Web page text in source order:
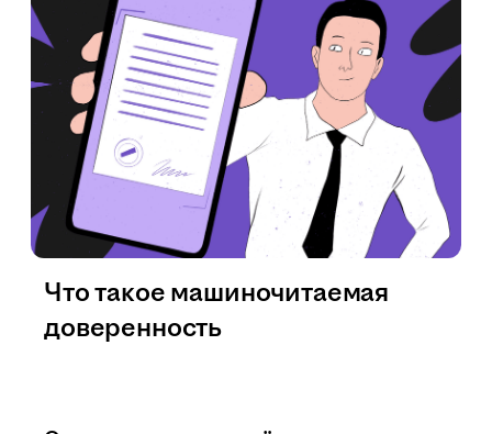
Что такое машиночитаемая
доверенность